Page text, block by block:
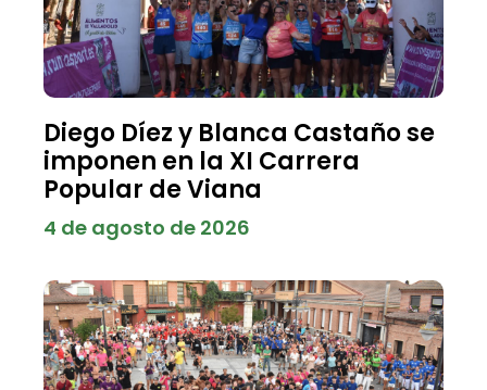
Diego Díez y Blanca Castaño se
imponen en la XI Carrera
Popular de Viana
4 de agosto de 2026